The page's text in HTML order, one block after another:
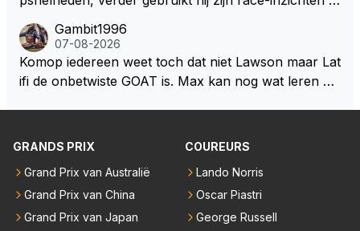
een bocht zegt helemaal niets, dus wat dat betreft h
eeft hij sowieso gelijk 😂.
Gambit1996
07-08-2026
Komop iedereen weet toch dat niet Lawson maar Lat
ifi de onbetwiste GOAT is. Max kan nog wat leren va
n dicht met als onbetwiste nummer 2 of GOATINES
GRANDS PRIX
Grand Prix van Australië
Grand Prix van China
Grand Prix van Japan
COUREURS
Lando Norris
Oscar Piastri
George Russell